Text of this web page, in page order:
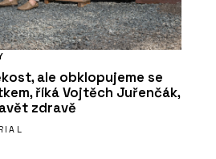
ale obklopujeme se
říká Vojtěch Juřenčák,
zdravě